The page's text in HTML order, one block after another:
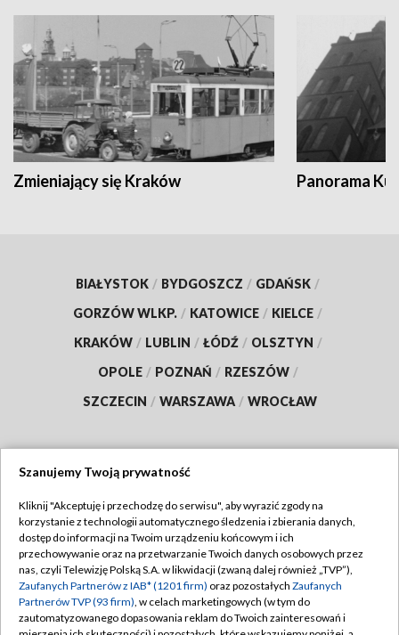
Zmieniający się Kraków Panorama
BIAŁYSTOK / BYDGOSZCZ / GDAŃSK /
GORZÓW WLKP. / KATOWICE / KIELCE /
KRAKÓW / LUBLIN / ŁÓDŹ / OLSZTYN /
OPOLE / POZNAŃ / RZESZÓW /
SZCZECIN / WARSZAWA / WROCŁAW
TVP
Abonament TVP
Emisja w TVP
Centrum informacji TVP
Regulamin TVP
Polityka prywatności
Moje zgody
Szanujemy Twoją prywatność
Kliknij "Akceptuję i przechodzę do serwisu", aby wyrazić zgody na
korzystanie z technologii automatycznego śledzenia i zbierania danych,
dostęp do informacji na Twoim urządzeniu końcowym i ich
przechowywanie oraz na przetwarzanie Twoich danych osobowych przez
nas, czyli Telewizję Polską S.A. w likwidacji (zwaną dalej również „TVP”),
Zaufanych Partnerów z IAB* (1201 firm) oraz pozostałych Zaufanych
Partnerów TVP (93 firm), w celach marketingowych (w tym do
zautomatyzowanego dopasowania reklam do Twoich zainteresowań i